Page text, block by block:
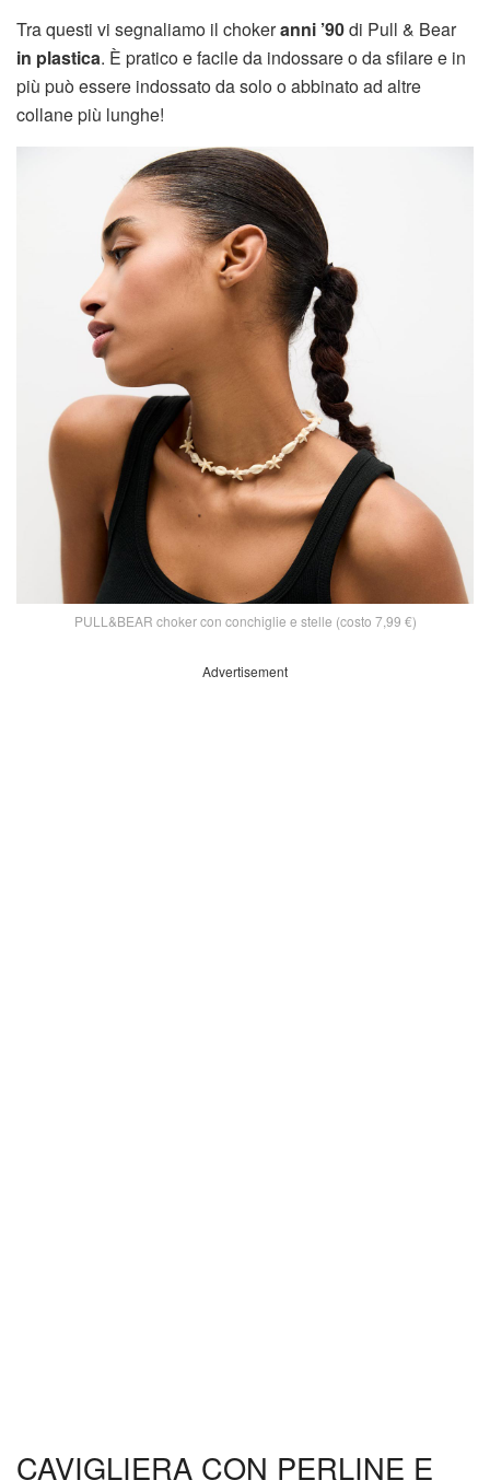
Tra questi vi segnaliamo il chokeranni ’90di Pull & Bear
in plastica. È pratico e facile da indossare o da sfilare e in
più può essere indossato da solo o abbinato ad altre
collane più lunghe!
PULL&BEAR choker con conchiglie e stelle (costo 7,99 €)
Advertisement
CAVIGLIERA CON PERLINE E